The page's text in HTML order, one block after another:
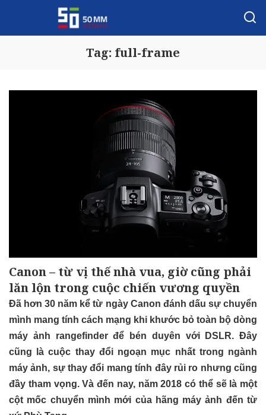
Tag: full-frame
Canon – từ vị thế nhà vua, giờ cũng phải
lăn lộn trong cuộc chiến vương quyền
Đã hơn 30 năm kể từ ngày Canon đánh dấu sự chuyển
mình mang tính cách mạng khi khước bỏ toàn bộ dòng
máy ảnh rangefinder để bén duyên với DSLR. Đây
cũng là cuộc thay đổi ngoạn mục nhất trong ngành
máy ảnh, sự thay đổi mang tính đây rủi ro nhưng cũng
đầy tham vọng. Và đến nay, năm 2018 có thể sẽ là một
cột mốc chuyển mình mới của hãng máy ảnh đến từ